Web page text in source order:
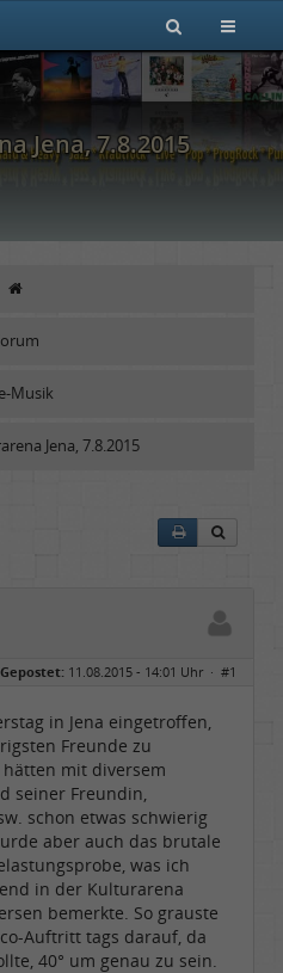
Jena, 7.8.2015
Musik
Jena, 7.8.2015
Gepostet: 11.08.2015 - 14:01 Uhr · #1
in Jena eingetroffen,
Freunde zu
mit diversem
seiner Freundin,
schon etwas schwierig
aber auch das brutale
was ich
in der Kulturarena
bemerkte. So grauste
Auftritt tags darauf, da
40° um genau zu sein.